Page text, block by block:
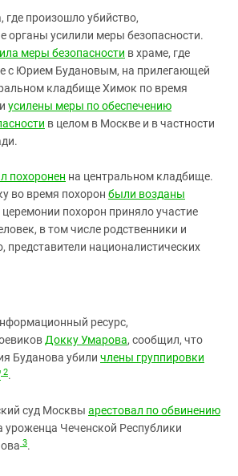
где произошло убийство,
органы усилили меры безопасности.
меры безопасности в храме, где
с Юрием Будановым, на прилегающей
кладбище Химок по время
усилены меры по обеспечению
в целом в Москве и в частности
похоронен на центральном кладбище.
во время похорон были возданы
церемонии похорон приняло участие
в том числе родственники и
представители националистических
ресурс,
Докку Умарова, сообщил, что
Буданова убили члены группировки
2.
суд Москвы арестовал по обвинению
уроженца Чеченской Республики
3.